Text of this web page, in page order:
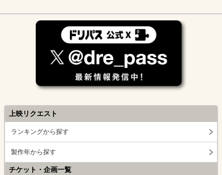
上映リクエスト
ランキングから探す
製作年から探す
チケット・企画一覧